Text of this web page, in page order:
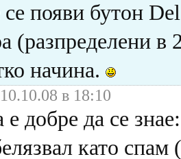
се появи бутон
(разпределени в
начина.
10.10.08 в 18:10
е добре да се
като